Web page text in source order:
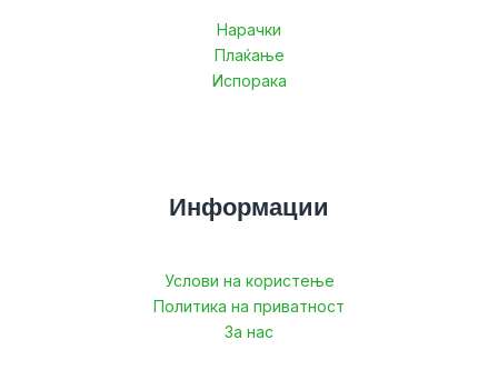
Нарачки
Плаќање
Испорака
Информации
Услови на користење
Политика на приватност
За нас